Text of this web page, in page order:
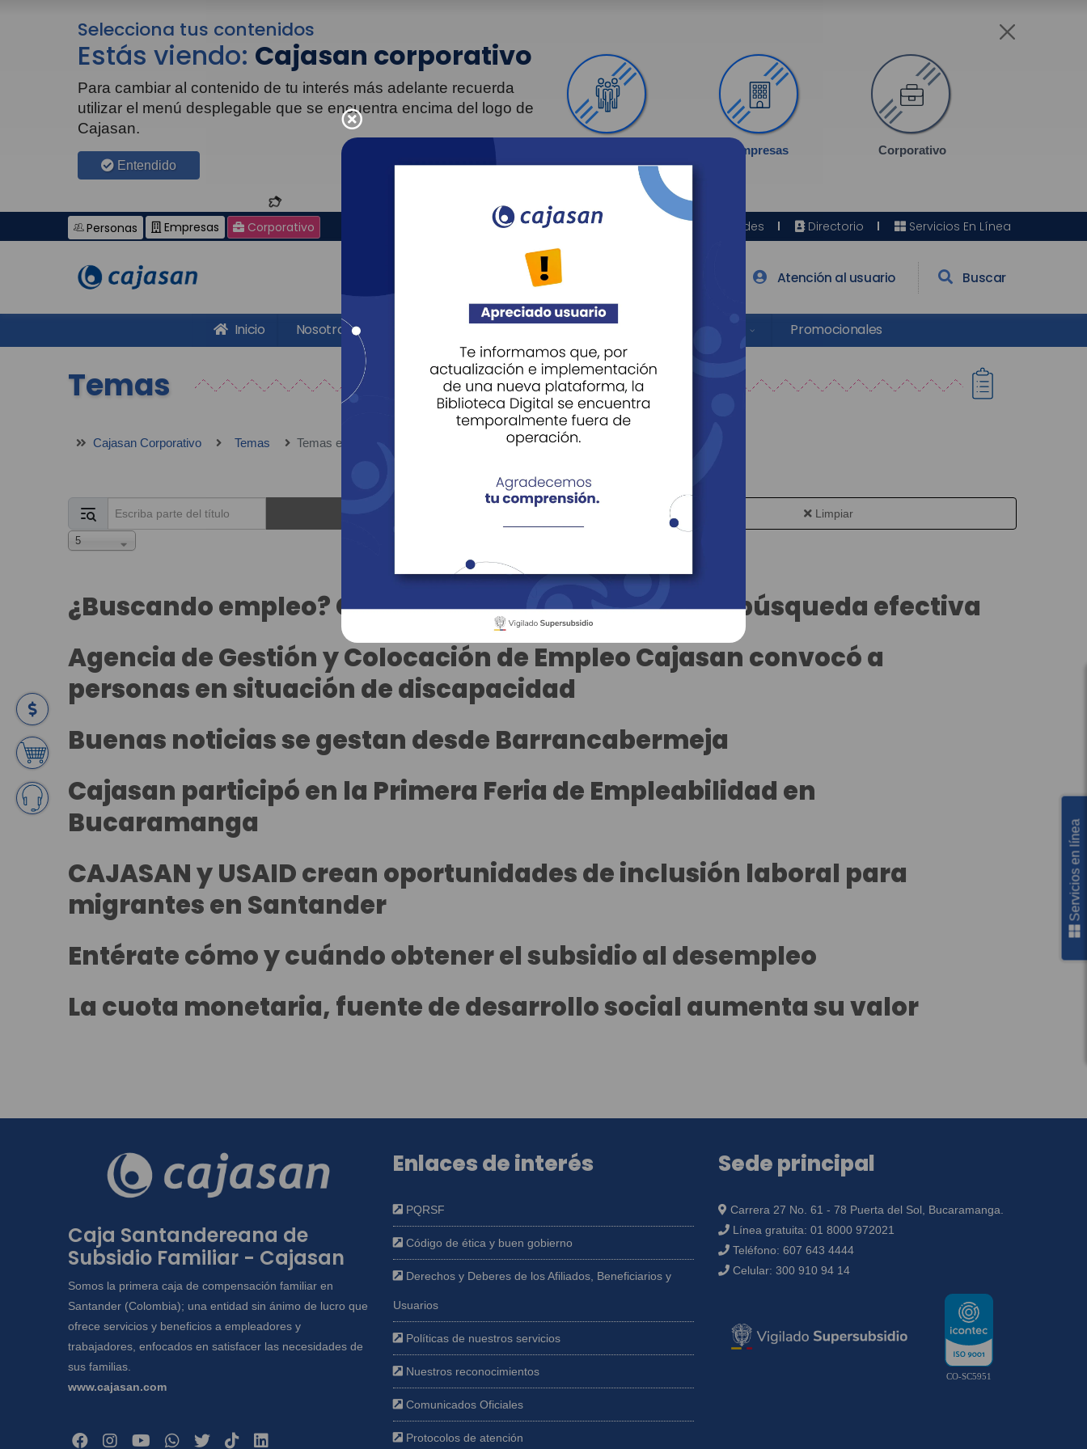
Selecciona tus contenidos
Estás viendo: Cajasan corporativo
Para cambiar al contenido de tu interés más adelante recuerda
utilizar el menú desplegable que se encuentra encima del logo de
Cajasan.
Entendido
Empresas Corporativo
Personas Empresas Corporativo Revista Fácil Vivir Sedes Directorio Servicios En Línea
Agéndate Atención al usuario Buscar
Inicio Nosotros Transparencia Sostenibilidad Promocionales
Temas
Cajasan Corporativo Temas Temas en noticias y artículos
Escriba parte del título Limpiar
Mostrar #
5
¿Buscando empleo? Conoce los tips para tener una búsqueda efectiva
Agencia de Gestión y Colocación de Empleo Cajasan convocó a
personas en situación de discapacidad
Buenas noticias se gestan desde Barrancabermeja
Cajasan participó en la Primera Feria de Empleabilidad en
Bucaramanga
CAJASAN y USAID crean oportunidades de inclusión laboral para
migrantes en Santander
Entérate cómo y cuándo obtener el subsidio al desempleo
La cuota monetaria, fuente de desarrollo social aumenta su valor
Caja Santandereana de
Subsidio Familiar - Cajasan
Somos la primera caja de compensación familiar en
Santander (Colombia); una entidad sin ánimo de lucro que
ofrece servicios y beneficios a empleadores y
trabajadores, enfocados en satisfacer las necesidades de
sus familias.
www.cajasan.com
Enlaces de interés
PQRSF
Código de ética y buen gobierno
Derechos y Deberes de los Afiliados, Beneficiarios y
Usuarios
Políticas de nuestros servicios
Nuestros reconocimientos
Comunicados Oficiales
Protocolos de atención
Sede principal
Carrera 27 No. 61 - 78 Puerta del Sol, Bucaramanga.
Línea gratuita: 01 8000 972021
Teléfono: 607 643 4444
Celular: 300 910 94 14
CO-SC5951
Servicios en línea